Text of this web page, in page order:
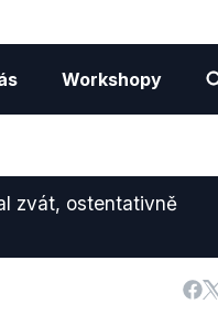
Workshopy
zvát, ostentativně